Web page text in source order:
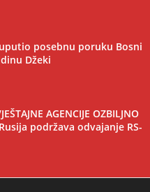
posebnu poruku Bosni
Džeki
AGENCIJE OZBILJNO
Rusija podržava odvajanje RS-